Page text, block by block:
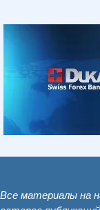
Все материалы на